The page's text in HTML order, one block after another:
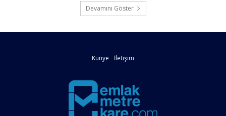
Devamını Göster
Künye İletişim